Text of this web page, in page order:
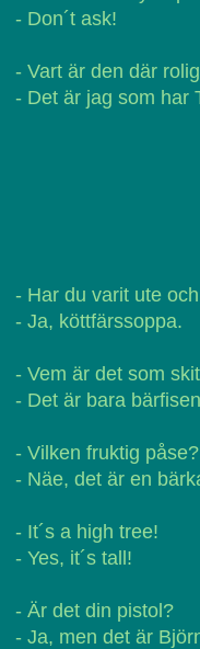
- Don´t ask!
- Vart är den där
- Det är jag som har
- Har du varit ute
- Ja, köttfärssoppa.
- Vem är det som
- Det är bara
- Vilken fruktig påse?
- Näe, det är en
- It´s a high tree!
- Yes, it´s tall!
- Är det din pistol?
- Ja, men det är